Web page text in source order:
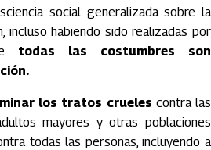
social generalizada sobre la
incluso habiendo sido realizadas por
todas las costumbres son
los tratos crueles contra las
mayores y otras poblaciones
todas las personas, incluyendo a